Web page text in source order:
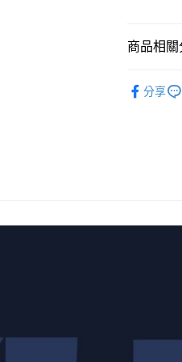
用戶於交
資料（包
是否繳費
【注意事
４．使用
7-11純取
商品相關
分享